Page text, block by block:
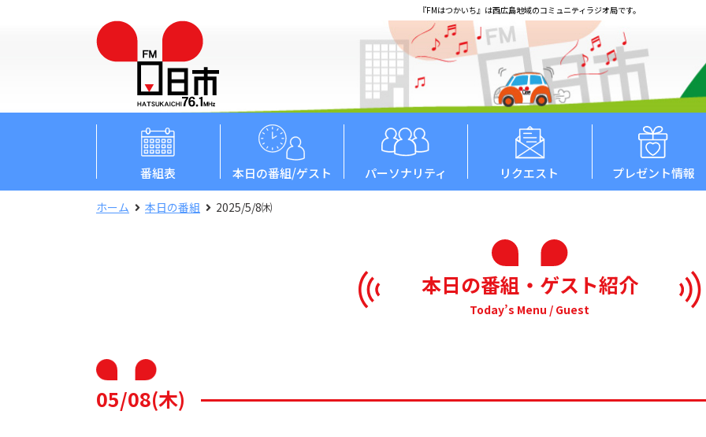
『FMはつかいち』は西広島地域のコミュニティラジオ局です。
番組表 本日の番組/ゲスト パーソナリティ リクエスト プレゼント情報
ホーム 本日の番組 2025/5/8㈭
本日の番組・ゲスト紹介
Today’s Menu / Guest
05/08(木)